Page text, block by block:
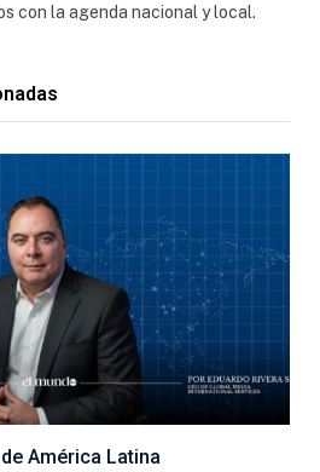
con la agenda nacional y local.
América Latina